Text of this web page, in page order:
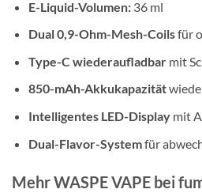
E-Liquid-Volumen:36 ml
Dual 0,9-Ohm-Mesh-Coilsfür
Type-C wiederaufladbarmit
850-mAh-Akkukapazität
Intelligentes LED-Displaymit
Dual-Flavor-Systemfür
Mehr WASPE VAPE bei